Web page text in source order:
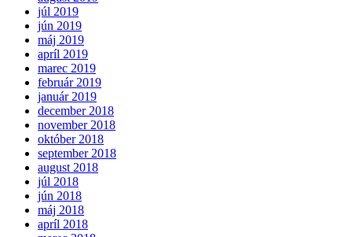
júl 2019
jún 2019
máj 2019
apríl 2019
marec 2019
február 2019
január 2019
december 2018
november 2018
október 2018
september 2018
august 2018
júl 2018
jún 2018
máj 2018
apríl 2018